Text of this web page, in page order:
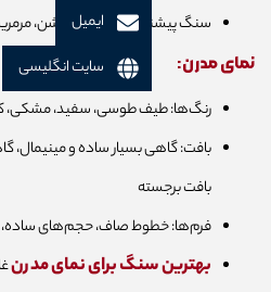
سنگ پیشنهادی: تراورتن روشن،
نمای مدرن:
رنگ‌ها: طیف طوسی، سفید، مشکی،
بافت: گاهی بسیار ساده و مینیمال،
بافت برجسته
فرم‌ها: خطوط صاف، حجم‌های ساده،
بهترین سنگ برای نمای مدرن
ایمیل
سایت انگلیسی